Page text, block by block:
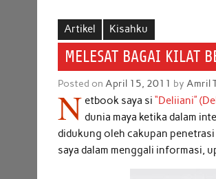
Artikel Kisahku
MELESAT BAGAI KILAT
Posted onApril 15, 2011 byAmril
N etbook saya si “Deliiani”
dunia maya ketika dalam
didukung oleh cakupan penetrasi
saya dalam menggali informasi,